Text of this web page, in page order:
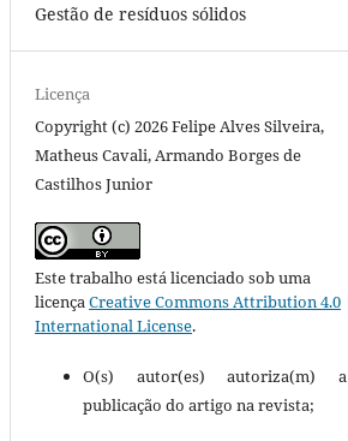
Gestão de resíduos sólidos
Licença
Copyright (c) 2026 Felipe Alves Silveira,
Matheus Cavali, Armando Borges de
Castilhos Junior
Este trabalho está licenciado sob uma
licençaCreative Commons Attribution 4.0
International License.
O(s) autor(es) autoriza(m) a
publicação do artigo na revista;